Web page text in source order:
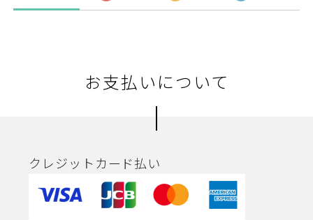
お支払いについて
クレジットカード払い